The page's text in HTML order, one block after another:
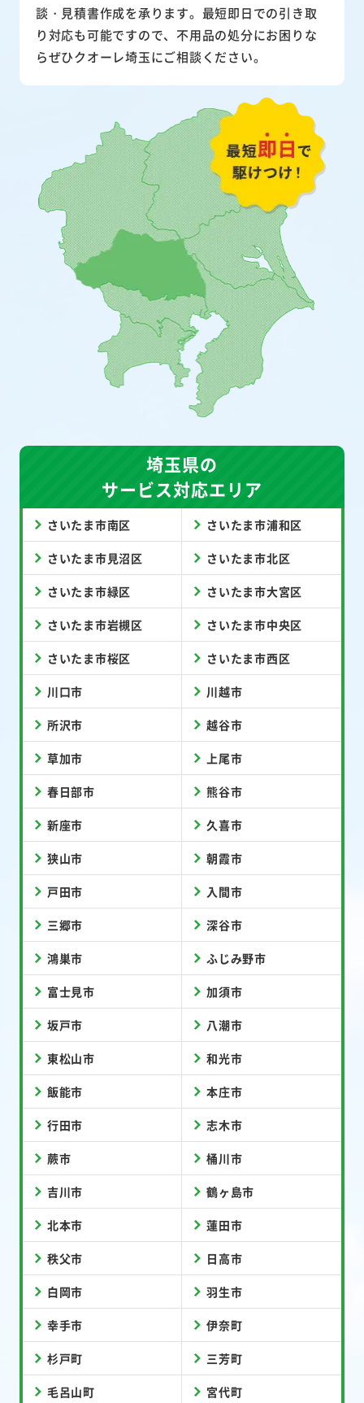
談・見積書作成を承ります。最短即日での引き取
り対応も可能ですので、不用品の処分にお困りな
らぜひクオーレ埼玉にご相談ください。
埼玉県の
サービス対応エリア
さいたま市南区 さいたま市浦和区
さいたま市見沼区 さいたま市北区
さいたま市緑区 さいたま市大宮区
さいたま市岩槻区 さいたま市中央区
さいたま市桜区 さいたま市西区
川口市 川越市
所沢市 越谷市
草加市 上尾市
春日部市 熊谷市
新座市 久喜市
狭山市 朝霞市
戸田市 入間市
三郷市 深谷市
鴻巣市 ふじみ野市
富士見市 加須市
坂戸市 八潮市
東松山市 和光市
飯能市 本庄市
行田市 志木市
蕨市 桶川市
吉川市 鶴ヶ島市
北本市 蓮田市
秩父市 日高市
白岡市 羽生市
幸手市 伊奈町
杉戸町 三芳町
毛呂山町 宮代町